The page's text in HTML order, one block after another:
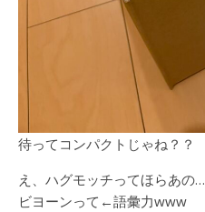
待ってコンパクトじゃね？？
え、ハグモッチってほらあの…
ビヨーンって←語彙力www